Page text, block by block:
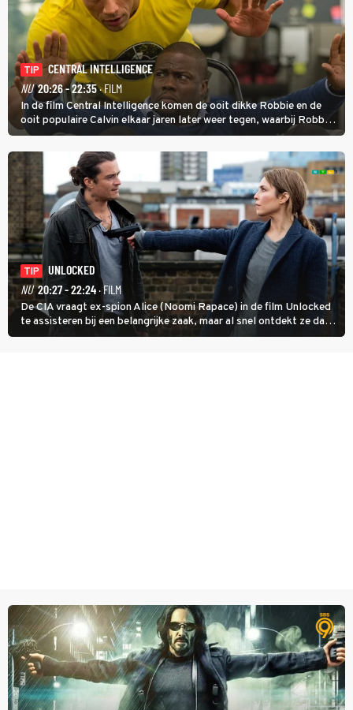
TIP
CENTRAL INTELLIGENCE
NU 20:26 - 22:35· FILM
In de film Central Intelligence komen de ooit dikke Robbie en de
ooit populaire Calvin elkaar jaren later weer tegen, waarbij Robbie,
inmiddels supergespierd en werkzaam voor de CIA, Calvins hulp
goed kan gebruiken.
TIP
UNLOCKED
NU 20:27 - 22:24· FILM
De CIA vraagt ex-spion Alice (Noomi Rapace) in de film Unlocked
te assisteren bij een belangrijke zaak, maar al snel ontdekt ze dat
degene die haar aanstelde kwade bedoelingen heeft.